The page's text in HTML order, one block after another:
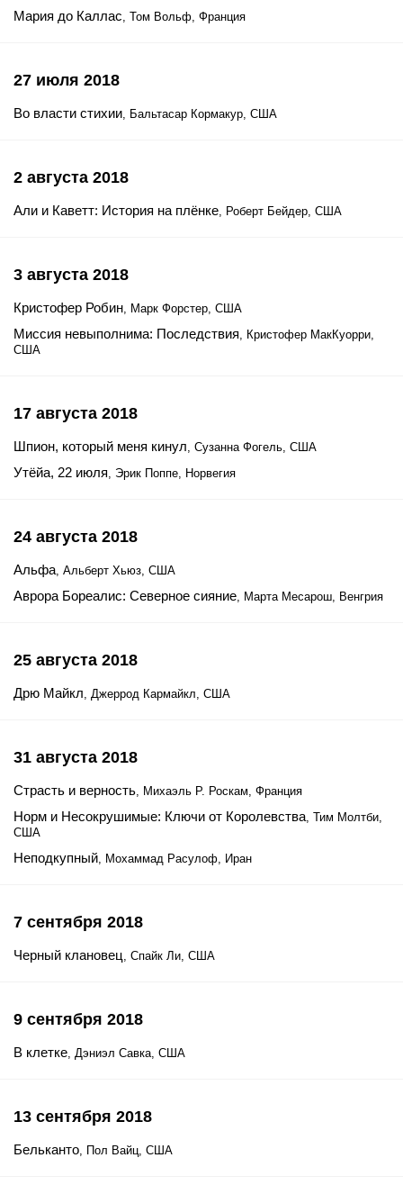
Мария до Каллас, Том Вольф, Франция
27 июля 2018
Во власти стихии, Бальтасар Кормакур, США
2 августа 2018
Али и Каветт: История на плёнке, Роберт Бейдер, США
3 августа 2018
Кристофер Робин, Марк Форстер, США
Миссия невыполнима: Последствия, Кристофер МакКуорри,
США
17 августа 2018
Шпион, который меня кинул, Сузанна Фогель, США
Утёйа, 22 июля, Эрик Поппе, Норвегия
24 августа 2018
Альфа, Альберт Хьюз, США
Аврора Бореалис: Северное сияние, Марта Месарош, Венгрия
25 августа 2018
Дрю Майкл, Джеррод Кармайкл, США
31 августа 2018
Страсть и верность, Михаэль Р. Роскам, Франция
Норм и Несокрушимые: Ключи от Королевства, Тим Молтби,
США
Неподкупный, Мохаммад Расулоф, Иран
7 сентября 2018
Черный клановец, Спайк Ли, США
9 сентября 2018
В клетке, Дэниэл Савка, США
13 сентября 2018
Бельканто, Пол Вайц, США